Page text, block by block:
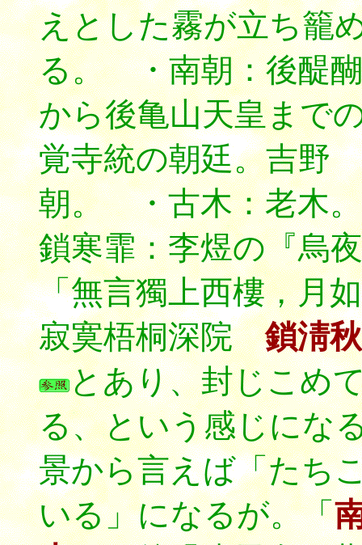
えとした霧が立ち籠
る。 ・南朝：後醍
から後亀山天皇まで
覚寺統の朝廷。吉野
朝。 ・古木：老木
鎖寒霏：李煜の『烏
「無言獨上西樓，月
寂寞梧桐深院鎖淸秋
とあり、封じこめ
る、という感じにな
景から言えば「たち
いる」になるが。「